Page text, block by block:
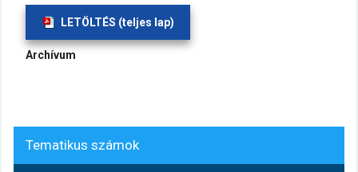
LETÖLTÉS (teljes lap)
Archívum
Tematikus számok